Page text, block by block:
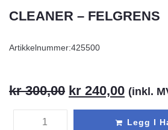
CLEANER – FELGRENS
Artikkelnummer:425500
kr300,00 kr 240,00 (inkl.
Legg I